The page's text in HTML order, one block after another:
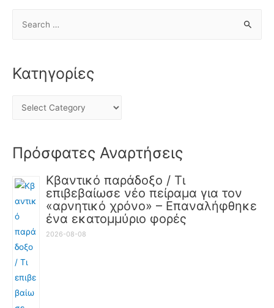
Κατηγορίες
Πρόσφατες Αναρτήσεις
Κβαντικό παράδοξο / Τι
επιβεβαίωσε νέο πείραμα για τον
«αρνητικό χρόνο» – Επαναλήφθηκε
ένα εκατομμύριο φορές
2026-08-08